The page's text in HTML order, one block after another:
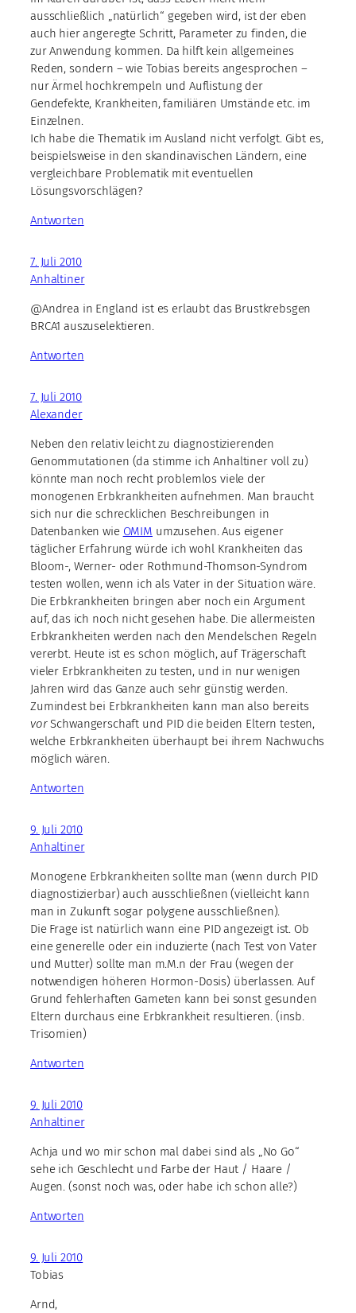
ausschließlich „natürlich“ gegeben wird, ist der eben
auch hier angeregte Schritt, Parameter zu finden, die
zur Anwendung kommen. Da hilft kein allgemeines
Reden, sondern – wie Tobias bereits angesprochen –
nur Ärmel hochkrempeln und Auflistung der
Gendefekte, Krankheiten, familiären Umstände etc. im
Einzelnen.
Ich habe die Thematik im Ausland nicht verfolgt. Gibt es,
beispielsweise in den skandinavischen Ländern, eine
vergleichbare Problematik mit eventuellen
Lösungsvorschlägen?
Antworten
7. Juli 2010
Anhaltiner
@Andrea in England ist es erlaubt das Brustkrebsgen
BRCA1 auszuselektieren.
Antworten
7. Juli 2010
Alexander
Neben den relativ leicht zu diagnostizierenden
Genommutationen (da stimme ich Anhaltiner voll zu)
könnte man noch recht problemlos viele der
monogenen Erbkrankheiten aufnehmen. Man braucht
sich nur die schrecklichen Beschreibungen in
Datenbanken wie OMIM umzusehen. Aus eigener
täglicher Erfahrung würde ich wohl Krankheiten das
Bloom-, Werner- oder Rothmund-Thomson-Syndrom
testen wollen, wenn ich als Vater in der Situation wäre.
Die Erbkrankheiten bringen aber noch ein Argument
auf, das ich noch nicht gesehen habe. Die allermeisten
Erbkrankheiten werden nach den Mendelschen Regeln
vererbt. Heute ist es schon möglich, auf Trägerschaft
vieler Erbkrankheiten zu testen, und in nur wenigen
Jahren wird das Ganze auch sehr günstig werden.
Zumindest bei Erbkrankheiten kann man also bereits
vorSchwangerschaft und PID die beiden Eltern testen,
welche Erbkrankheiten überhaupt bei ihrem Nachwuchs
möglich wären.
Antworten
9. Juli 2010
Anhaltiner
Monogene Erbkrankheiten sollte man (wenn durch PID
diagnostizierbar) auch ausschließnen (vielleicht kann
man in Zukunft sogar polygene ausschließnen).
Die Frage ist natürlich wann eine PID angezeigt ist. Ob
eine generelle oder ein induzierte (nach Test von Vater
und Mutter) sollte man m.M.n der Frau (wegen der
notwendigen höheren Hormon-Dosis) überlassen. Auf
Grund fehlerhaften Gameten kann bei sonst gesunden
Eltern durchaus eine Erbkrankheit resultieren. (insb.
Trisomien)
Antworten
9. Juli 2010
Anhaltiner
Achja und wo mir schon mal dabei sind als „No Go“
sehe ich Geschlecht und Farbe der Haut / Haare /
Augen. (sonst noch was, oder habe ich schon alle?)
Antworten
9. Juli 2010
Tobias
Arnd,